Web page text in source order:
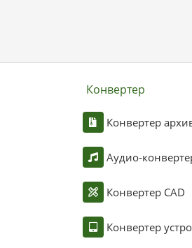
Конвертер
Конвертер
Аудио-
Конвертер CAD
Конвертер